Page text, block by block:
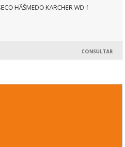
HÃŠMEDO KARCHER WD 1
CONSULTAR